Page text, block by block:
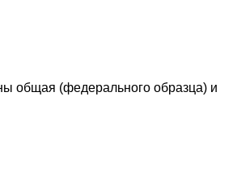
общая (федерального образца) и